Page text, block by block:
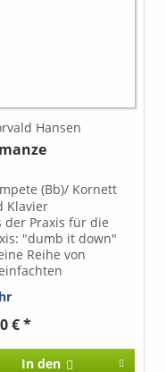
Hansen
(Bb)/ Kornett
Klavier
der Praxis für die
"dumb it down"
Reihe von
die auch
ohne
die Möglichkeit
€ *
In den